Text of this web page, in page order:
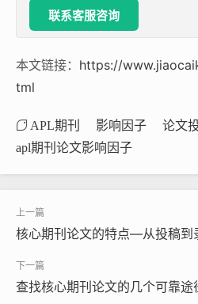
联系客服咨询
本文链接： https://
tml
APL期刊 影响因子
论文
apl期刊论文影响因子
核心期刊论文的特点—从投稿到
查找核心期刊论文的几个可靠途